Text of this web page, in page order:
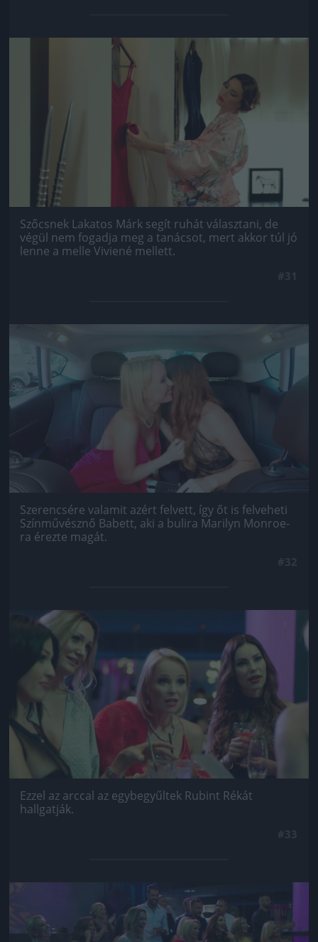
Jön még kép!
Szőcsnek Lakatos Márk segít ruhát választani, de
végül nem fogadja meg a tanácsot, mert akkor túl jó
lenne a melle Viviené mellett.
Szerencsére valamit azért felvett, így őt is felveheti
Színművésznő Babett, aki a bulira Marilyn Monroe-
ra érezte magát.
Ezzel az arccal az egybegyűltek Rubint Rékát
hallgatják.
Jön még kép!